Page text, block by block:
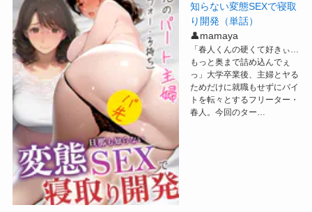
知らない変態SEXで寝取
り開発（単話）
👤mamaya
「春人くんの硬くて好きぃ…
もっと奥まで詰め込んでぇ
っ」大学卒業後、主婦とヤる
ためだけに就職もせずにバイ
トを転々とするフリーター・
春人。今回のター…